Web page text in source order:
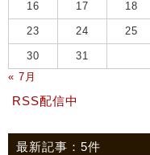
16 17 18
23 24 25
30
31
« 7月
RSS配信中
最新記事：5件